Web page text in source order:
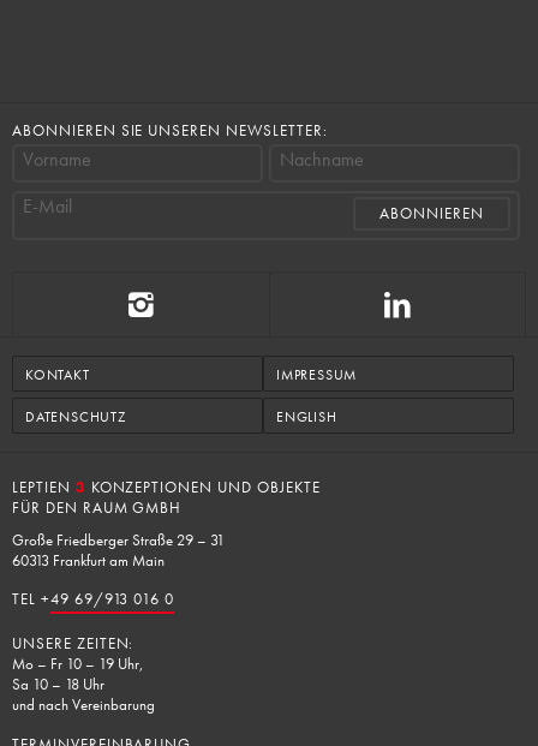
ABONNIEREN SIE UNSEREN NEWSLETTER:
Vorname
Nachname
E-Mail
KONTAKT IMPRESSUM
DATENSCHUTZ ENGLISH
LEPTIEN 3 KONZEPTIONEN UND OBJEKTE
FÜR DEN RAUM GMBH
Große Friedberger Straße 29 – 31
60313 Frankfurt am Main
TEL +49 69/913 016 0
UNSERE ZEITEN:
Mo – Fr 10 – 19 Uhr,
Sa 10 – 18 Uhr
und nach Vereinbarung